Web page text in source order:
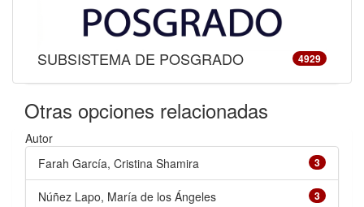
SUBSISTEMA DE POSGRADO 4929
Otras opciones relacionadas
Autor
3
Farah García, Cristina Shamira
3
Núñez Lapo, María de los Ángeles